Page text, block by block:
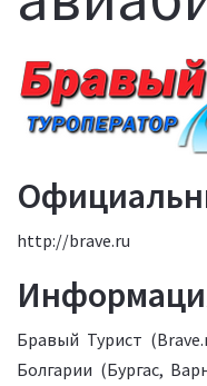
http://brave.ru
Бравый Турист
Болгарии (Бургас,